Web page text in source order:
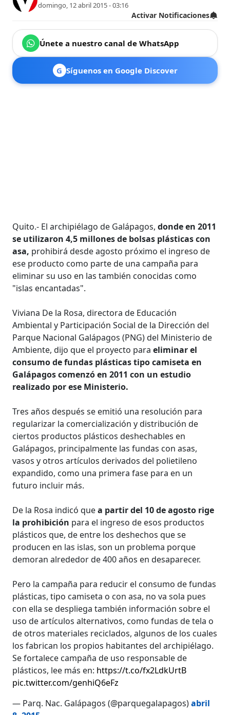
domingo, 12 abril 2015 - 03:16
Activar Notificaciones
Únete a nuestro canal de WhatsApp
G Síguenos en Google Discover
Quito.- El archipiélago de Galápagos,donde en 2011
se utilizaron 4,5 millones de bolsas plásticas con
asa, prohibirá desde agosto próximo el ingreso de
ese producto como parte de una campaña para
eliminar su uso en las también conocidas como
"islas encantadas".
Viviana De la Rosa, directora de Educación
Ambiental y Participación Social de la Dirección del
Parque Nacional Galápagos (PNG) del Ministerio de
Ambiente, dijo que el proyecto paraeliminar el
consumo de fundas plásticas tipo camiseta en
Galápagos comenzó en 2011 con un estudio
realizado por ese Ministerio.
Tres años después se emitió una resolución para
regularizar la comercialización y distribución de
ciertos productos plásticos deshechables en
Galápagos, principalmente las fundas con asas,
vasos y otros artículos derivados del polietileno
expandido, como una primera fase para en un
futuro incluir más.
De la Rosa indicó quea partir del 10 de agosto rige
la prohibición para el ingreso de esos productos
plásticos que, de entre los deshechos que se
producen en las islas, son un problema porque
demoran alrededor de 400 años en desaparecer.
Pero la campaña para reducir el consumo de fundas
plásticas, tipo camiseta o con asa, no va sola pues
con ella se despliega también información sobre el
uso de artículos alternativos, como fundas de tela o
de otros materiales reciclados, algunos de los cuales
los fabrican los propios habitantes del archipiélago.
Se fortalece campaña de uso responsable de
plásticos, lee más en: https://t.co/fx2LdkUrtB
pic.twitter.com/genhiQ6eFz
— Parq. Nac. Galápagos (@parquegalapagos)abril